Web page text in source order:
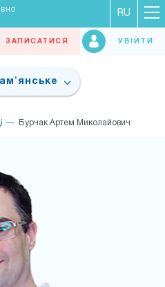
ЗАПИСАТИСЯ УВІЙТИ
RU
Бурчак Артем Миколайович